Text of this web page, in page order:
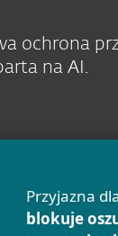
ochrona
na AI.
Przyjazna
blokuje